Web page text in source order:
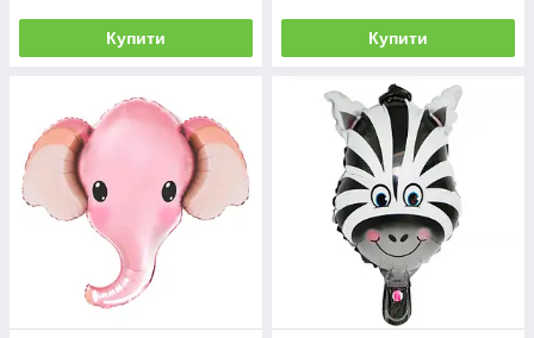
Купити Купити